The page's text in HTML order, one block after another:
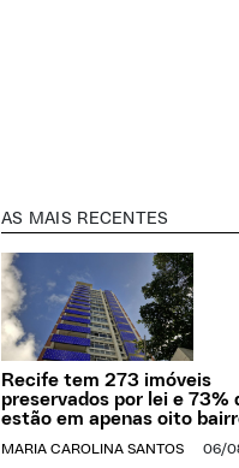
AS MAIS RECENTES
Recife tem 273 imóveis
preservados por lei e 73%
estão em apenas oito
MARIA CAROLINA SANTOS 06/